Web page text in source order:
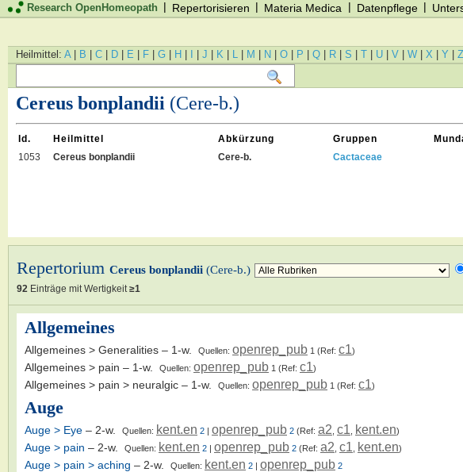
Research OpenHomeopath | Repertorisieren | Materia Medica | Datenpflege |
Heilmittel: A | B | C | D | E | F | G | H | I | J | K | L | M | N | O | P | Q | R | S | T | U | V | W | X | Y | Z
Cereus bonplandii (Cere-b.)
Id. Heilmittel Abkürzung Gruppen
1053
Cereus bonplandii Cere-b. Cactaceae
Repertorium Cereus bonplandii (Cere-b.)
92 Einträge mit Wertigkeit ≥1
Allgemeines
Allgemeines > Generalities – 1-w. Quellen: openrep_pub 1 (Ref: c1)
Allgemeines > pain – 1-w. Quellen: openrep_pub 1 (Ref: c1)
Allgemeines > pain > neuralgic – 1-w. Quellen: openrep_pub 1 (Ref: c1)
Auge
Auge > Eye – 2-w. Quellen: kent.en 2 | openrep_pub 2 (Ref: a2 c1 kent.en)
Auge > pain – 2-w. Quellen: kent.en 2 | openrep_pub 2 (Ref: a2 c1 kent.en)
Auge > pain > aching – 2-w. Quellen: kent.en 2 | openrep_pub 2